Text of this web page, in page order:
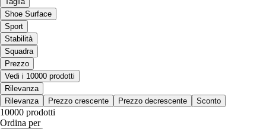
Shoe Surface
Sport
Stabilità
Squadra
Prezzo
Vedi i 10000 prodotti
Rilevanza
Rilevanza
Prezzo crescente Prezzo decrescente Sconto
10000 prodotti
Ordina per